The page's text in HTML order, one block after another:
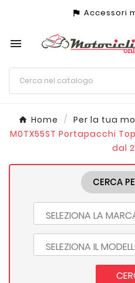
assistant_photo Accessori

Home Per la tua
M0TX55ST Portapacchi
dal
CERCA